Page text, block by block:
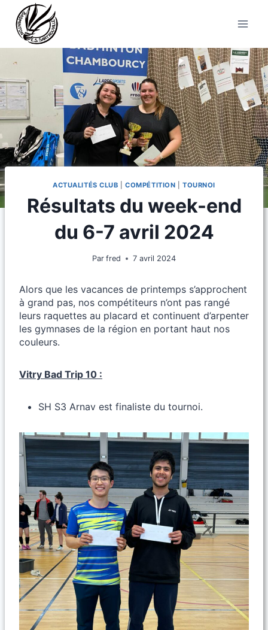
contenu
ACTUALITÉS CLUB |COMPÉTITION |TOURNOI
Résultats du week-end
du 6-7 avril 2024
Par fred 7 avril 2024
Alors que les vacances de printemps s’approchent
à grand pas, nos compétiteurs n’ont pas rangé
leurs raquettes au placard et continuent d’arpenter
les gymnases de la région en portant haut nos
couleurs.
Vitry Bad Trip 10 :
SH S3 Arnav est finaliste du tournoi.